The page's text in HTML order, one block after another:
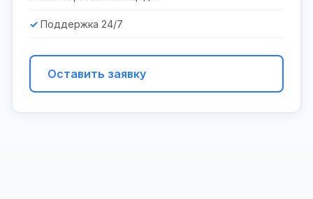
Поддержка 24/7
Оставить заявку